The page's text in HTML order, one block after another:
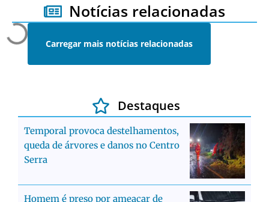
Notícias relacionadas
Carregar mais notícias relacionadas
Destaques
Temporal provoca destelhamentos,
queda de árvores e danos no Centro
Serra
Homem é preso por ameaçar de